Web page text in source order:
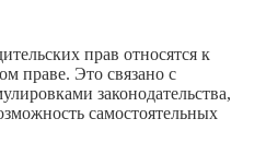
прав относятся к
праве. Это связано с
законодательства,
самостоятельных